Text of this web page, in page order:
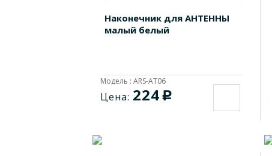
Наконечник для АНТЕННЫ
малый белый
Цена: 224 c
Модель : ARS-AT06